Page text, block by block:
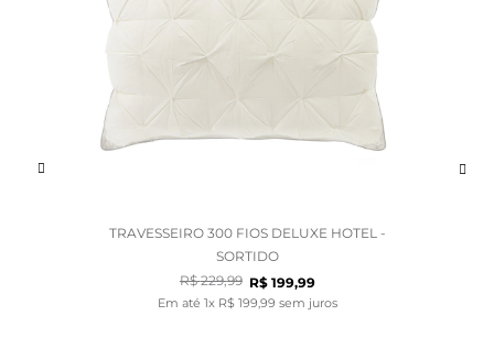
TRAVESSEIRO 300 FIOS DELUXE HOTEL -
SORTIDO
R$ 229,99 R$ 199,99
Em até 1x R$ 199 99 sem juros